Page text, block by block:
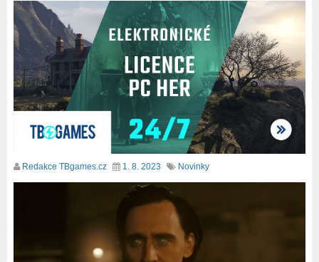
Redakce TBgames.cz 1. 8. 2023 Novinky